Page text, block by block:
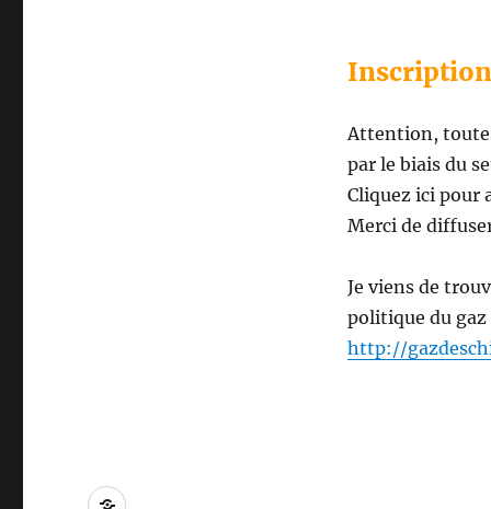
Attention,
par le biais du
Cliquez ici pour
Merci de
Je viens de
politique du
http://
Mentions